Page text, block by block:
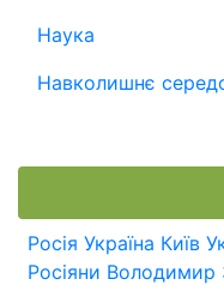
Наука
Навколишнє
Росія Україна Київ
Росіяни Володимир